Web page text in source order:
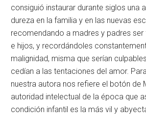
consiguió instaurar durante siglos una
dureza en la familia y en las nuevas
recomendando a madres y padres ser
e hijos, y recordándoles
malignidad, misma que serían
cedían a las tentaciones del amor.
nuestra autora nos refiere el botón de
autoridad intelectual de la época que
condición infantil es la más vil y